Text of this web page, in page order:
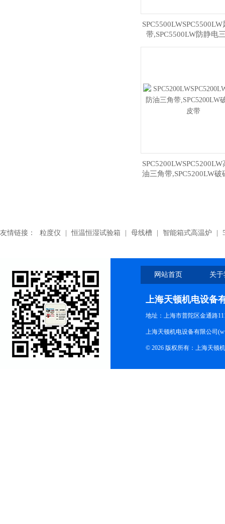
带,SPC5500LW防静电
油三角带,SPC5200LW破
友情链接： 粒度仪 | 恒温恒湿试验箱 | 母线槽 | 智能箱式高温炉 |
网站首页 关
上海天顿机电设备
地址：上海市普陀区金通路
上海天顿机电设备有限公司
© 2026 版权所有：上海天顿